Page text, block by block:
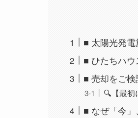
■ 太陽光発
■ ひたちハ
■ 売却をご
🔍【最初
■ なぜ「今